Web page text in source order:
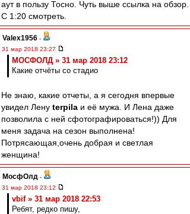
аут в пользу Тосно. Чуть выше ссылка на обзор.
С 1:20 смотреть.
Valex1956 -
31 мар 2018 23:27
МОСФОЛД » 31 мар 2018 23:12
Какие отчёты со стадио
Не знаю, какие отчеты, а я сегодня впервые
увидел Лену terpila и её мужа. И Лена даже
позволила с ней сфотографироваться!)) Для
меня задача на сезон выполнена!
Потрясающая,очень добрая и светлая
женщина!
МосфОлд -
31 мар 2018 23:12
vbif » 31 мар 2018 22:53
Ребят, редко пишу,